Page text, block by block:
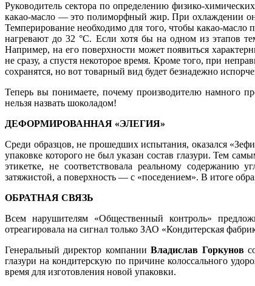
Руководитель сектора по определению физико-
какао-масло — это полиморфный жир. При охлаждении он
Темперирование необходимо для того, чтобы какао-масло
нагревают до 32 °С. Если хотя бы на одном из этапов
Например, на его поверхности может появиться
не сразу, а спустя некоторое время. Кроме того, при
сохранятся, но вот товарный вид будет безнадежно
Теперь вы понимаете, почему производителю намного
нельзя назвать шоколадом!
ДЕФОРМИРОВАННАЯ «ЭЛЕГИЯ»
Среди образцов, не прошедших испытания, оказался
упаковке которого не был указан состав глазури. Тем
этикетке, не соответствовала реальному содержанию
затяжистой, а поверхность — с «поседением». В итоге
ОБРАТНАЯ СВЯЗЬ
Всем нарушителям «Общественный контроль»
отреагировала на сигнал только ЗАО «Кондитерская
Генеральный директор компанииВладислав Горкунов
глазури на кондитерскую по причине колоссального
время для изготовления новой упаковки.